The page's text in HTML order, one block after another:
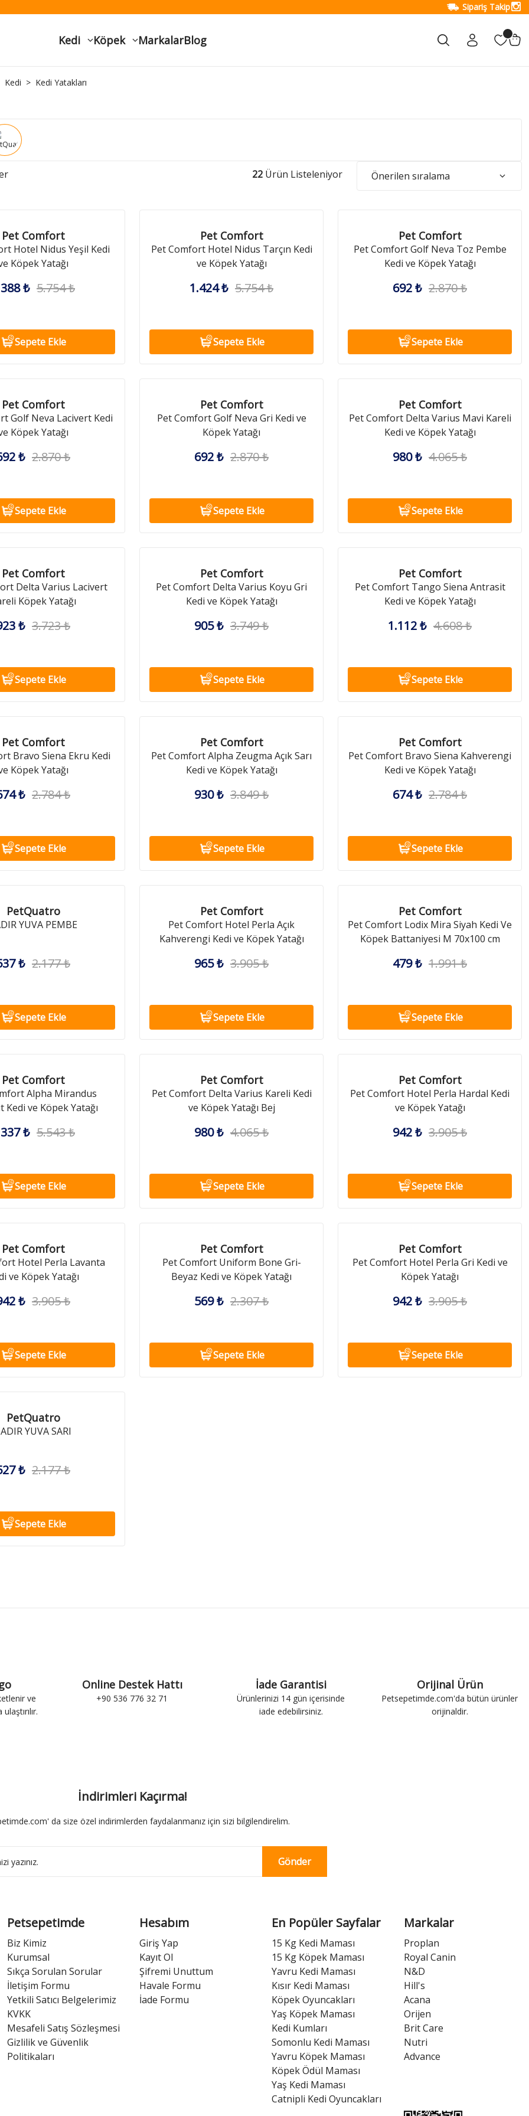
Sipariş Takip
Kedi Köpek MarkalarBlog
Kedi Kedi Yatakları
22 Ürün Listeleniyor
Pet Comfort
Hotel Nidus Yeşil Kedi
Köpek Yatağı
₺ 5.754 ₺
Sepete Ekle
Pet Comfort
Pet Comfort Hotel Nidus Tarçın Kedi
ve Köpek Yatağı
1.424 ₺ 5.754 ₺
Sepete Ekle
Pet Comfort
Pet Comfort Golf Neva Toz Pembe
Kedi ve Köpek Yatağı
692 ₺ 2.870 ₺
Sepete Ekle
Pet Comfort
Golf Neva Lacivert Kedi
Köpek Yatağı
₺ 2.870 ₺
Sepete Ekle
Pet Comfort
Pet Comfort Golf Neva Gri Kedi ve
Köpek Yatağı
692 ₺ 2.870 ₺
Sepete Ekle
Pet Comfort
Pet Comfort Delta Varius Mavi Kareli
Kedi ve Köpek Yatağı
980 ₺ 4.065 ₺
Sepete Ekle
Pet Comfort
Delta Varius Lacivert
Köpek Yatağı
₺ 3.723 ₺
Sepete Ekle
Pet Comfort
Pet Comfort Delta Varius Koyu Gri
Kedi ve Köpek Yatağı
905 ₺ 3.749 ₺
Sepete Ekle
Pet Comfort
Pet Comfort Tango Siena Antrasit
Kedi ve Köpek Yatağı
1.112 ₺ 4.608 ₺
Sepete Ekle
Pet Comfort
Bravo Siena Ekru Kedi
Köpek Yatağı
₺ 2.784 ₺
Sepete Ekle
Pet Comfort
Pet Comfort Alpha Zeugma Açık Sarı
Kedi ve Köpek Yatağı
930 ₺ 3.849 ₺
Sepete Ekle
Pet Comfort
Pet Comfort Bravo Siena Kahverengi
Kedi ve Köpek Yatağı
674 ₺ 2.784 ₺
Sepete Ekle
PetQuatro
YUVA PEMBE
₺ 2.177 ₺
Sepete Ekle
Pet Comfort
Pet Comfort Hotel Perla Açık
Kahverengi Kedi ve Köpek Yatağı
965 ₺ 3.905 ₺
Sepete Ekle
Pet Comfort
Pet Comfort Lodix Mira Siyah Kedi Ve
Köpek Battaniyesi M 70x100 cm
479 ₺ 1.991 ₺
Sepete Ekle
Pet Comfort
Alpha Mirandus
Kedi ve Köpek Yatağı
₺ 5.543 ₺
Sepete Ekle
Pet Comfort
Pet Comfort Delta Varius Kareli Kedi
ve Köpek Yatağı Bej
980 ₺ 4.065 ₺
Sepete Ekle
Pet Comfort
Pet Comfort Hotel Perla Hardal Kedi
ve Köpek Yatağı
942 ₺ 3.905 ₺
Sepete Ekle
Pet Comfort
Hotel Perla Lavanta
ve Köpek Yatağı
₺ 3.905 ₺
Sepete Ekle
Pet Comfort
Pet Comfort Uniform Bone Gri-
Beyaz Kedi ve Köpek Yatağı
569 ₺ 2.307 ₺
Sepete Ekle
Pet Comfort
Pet Comfort Hotel Perla Gri Kedi ve
Köpek Yatağı
942 ₺ 3.905 ₺
Sepete Ekle
PetQuatro
YUVA SARI
₺ 2.177 ₺
Sepete Ekle
ve
Online Destek Hattı
+90 536 776 32 71
İade Garantisi
Ürünlerinizi 14 gün içerisinde
iade edebilirsiniz.
Orijinal Ürün
Petsepetimde.com'da bütün ürünler
orijinaldir.
İndirimleri Kaçırma!
da size özel indirimlerden faydalanmanız için sizi bilgilendirelim.
Gönder
Petsepetimde
Biz Kimiz
Kurumsal
Sıkça Sorulan Sorular
İletişim Formu
Yetkili Satıcı Belgelerimiz
KVKK
Mesafeli Satış Sözleşmesi
Gizlilik ve Güvenlik
Politikaları
Hesabım
Giriş Yap
Kayıt Ol
Şifremi Unuttum
Havale Formu
İade Formu
En Popüler Sayfalar
15 Kg Kedi Maması
15 Kg Köpek Maması
Yavru Kedi Maması
Kısır Kedi Maması
Köpek Oyuncakları
Yaş Köpek Maması
Kedi Kumları
Somonlu Kedi Maması
Yavru Köpek Maması
Köpek Ödül Maması
Yaş Kedi Maması
Catnipli Kedi Oyuncakları
Markalar
Proplan
Royal Canin
N&D
Hill's
Acana
Orijen
Brit Care
Nutri
Advance